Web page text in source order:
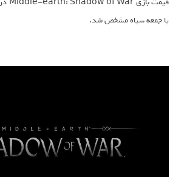
یا جمعه سیاه مشخص شد.